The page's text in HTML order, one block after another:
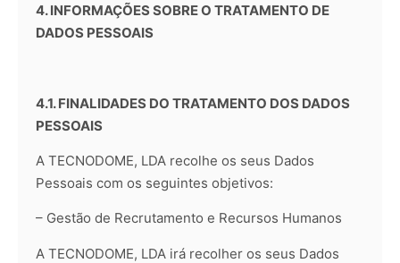
4. INFORMAÇÕES SOBRE O TRATAMENTO DE
DADOS PESSOAIS
4.1. FINALIDADES DO TRATAMENTO DOS DADOS
PESSOAIS
A TECNODOME, LDA recolhe os seus Dados
Pessoais com os seguintes objetivos:
– Gestão de Recrutamento e Recursos Humanos
A TECNODOME, LDA irá recolher os seus Dados